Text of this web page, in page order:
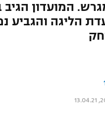
המועדון
הליגה והגביע